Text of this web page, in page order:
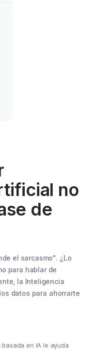
no
de
el sarcasmo". ¿Lo
para hablar de
la Inteligencia
datos para ahorrarte
en IA le ayuda